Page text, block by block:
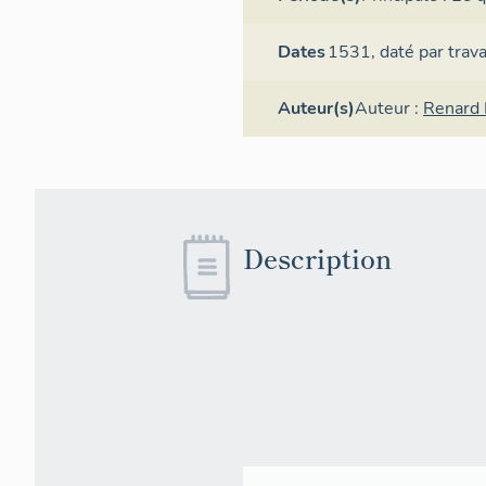
Dates1531,daté par
Auteur(s)Auteur : Renard
Description